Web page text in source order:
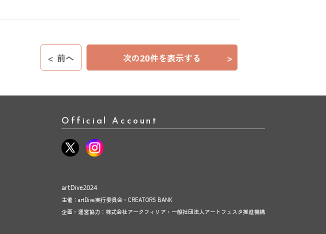
< 前へ 次の20件を表示する >
Official Account
artDive2024
主催：artDive実行委員会・CREATORS BANK
企画・運営協力：株式会社アークフィリア・一般社団法人アートフェスタ推進機構